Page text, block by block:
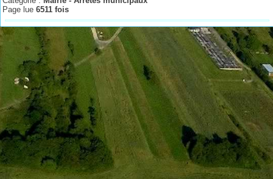
Page lue6511 fois